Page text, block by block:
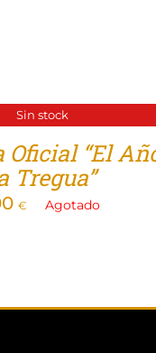
Sin stock
“El
Tregua”
€ Agotado